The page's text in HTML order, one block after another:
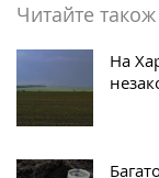
Читайте також
На